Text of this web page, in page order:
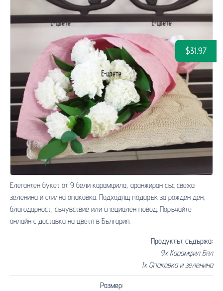
$31.97
Елегантен букет от 9 бели карамфила, аранжиран със свежа
зеленина и стилна опаковка. Подходящ подарък за рожден ден,
благодарност, съчувствие или специален повод. Поръчайте
онлайн с доставка на цветя в България.
Продуктът съдържа:
9x Карамфил Бял
1x Опаковка и зеленина
Размер: